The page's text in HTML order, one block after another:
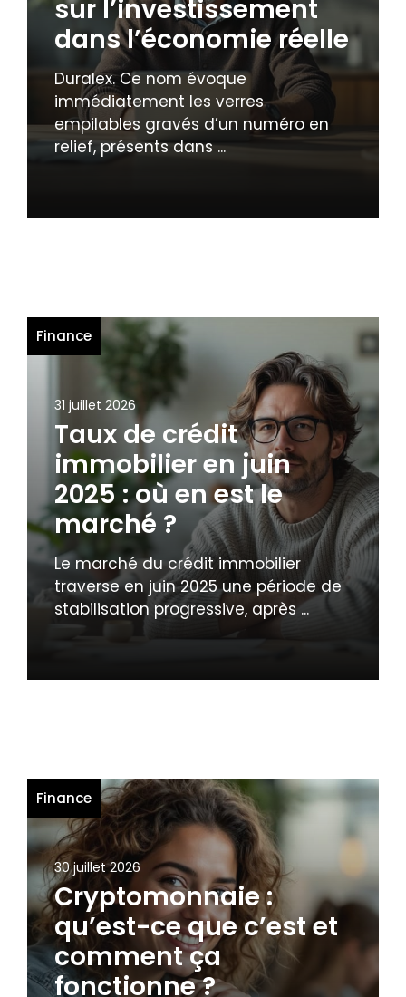
sur l’investissement
dans l’économie réelle
Duralex. Ce nom évoque
immédiatement les verres
empilables gravés d’un numéro en
relief, présents dans ...
Finance
31 juillet 2026
Taux de crédit
immobilier en juin
2025 : où en est le
marché ?
Le marché du crédit immobilier
traverse en juin 2025 une période de
stabilisation progressive, après ...
Finance
30 juillet 2026
Cryptomonnaie :
qu’est-ce que c’est et
comment ça
fonctionne ?